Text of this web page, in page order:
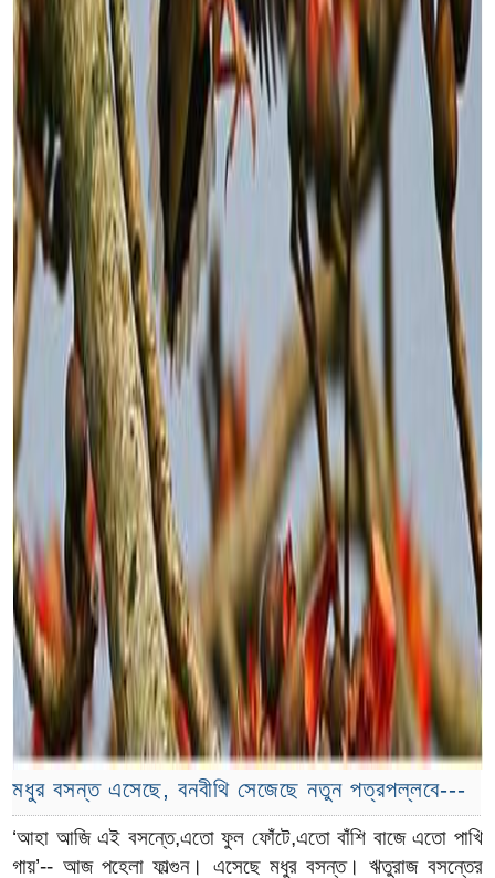
মধুর বসন্ত এসেছে, বনবীথি সেজেছে নতুন পত্রপল্লবে---
‘আহা আজি এই বসন্তে,এতো ফুল ফোঁটে,এতো বাঁশি বাজে এতো পাখি
গায়’-- আজ পহেলা ফাল্গুন। এসেছে মধুর বসন্ত। ঋতুরাজ বসন্তের